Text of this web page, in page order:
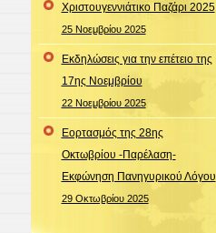
Χριστουγεννιάτικο Παζάρι 2025
25 Νοεμβρίου 2025
Εκδηλώσεις για την επέτειο της
17ης Νοεμβρίου
22 Νοεμβρίου 2025
Εορτασμός της 28ης
Οκτωβρίου -Παρέλαση-
Εκφώνηση Πανηγυρικού Λόγου
29 Οκτωβρίου 2025